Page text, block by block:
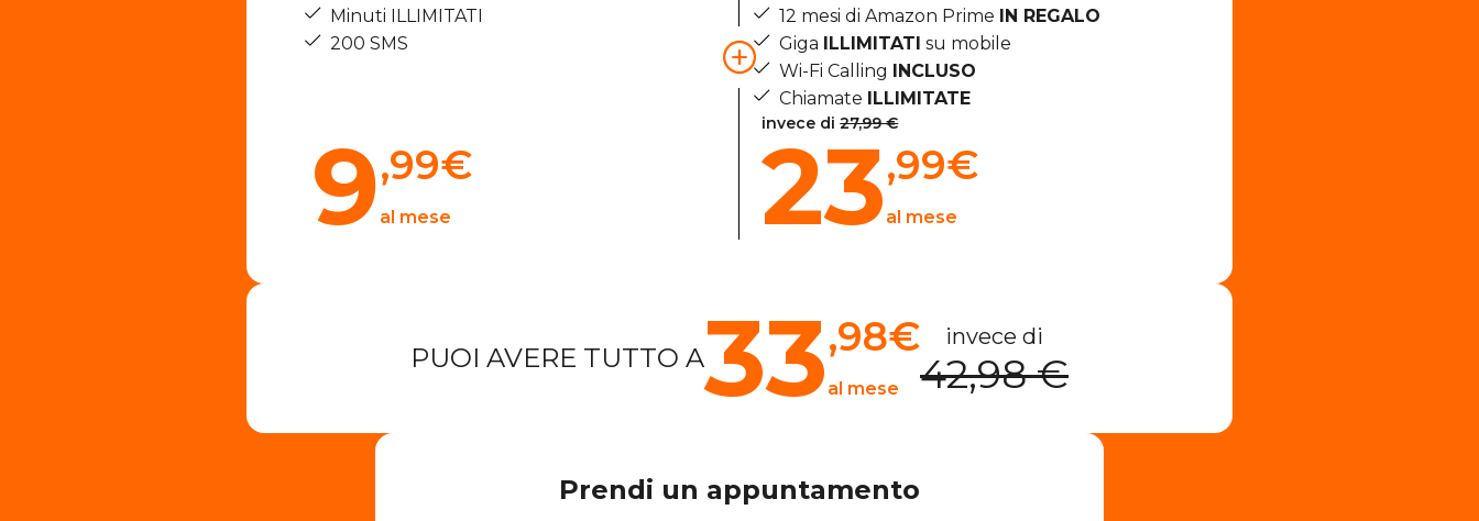
Minuti ILLIMITATI
200 SMS
9,99€
al mese
12 mesi di Amazon Prime IN REGALO
Giga ILLIMITATI su mobile
Wi-Fi Calling INCLUSO
Chiamate ILLIMITATE
invece di 27,99 €
23,99€
al mese
PUOI AVERE TUTTO A33,98€
al mese
invece di
42,98 €
Prendi un appuntamento